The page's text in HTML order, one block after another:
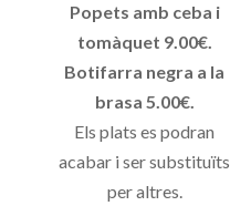
Popets amb ceba i
tomàquet 9.00€.
Botifarra negra a la
brasa 5.00€.
Els plats es podran
acabar i ser substituïts
per altres.